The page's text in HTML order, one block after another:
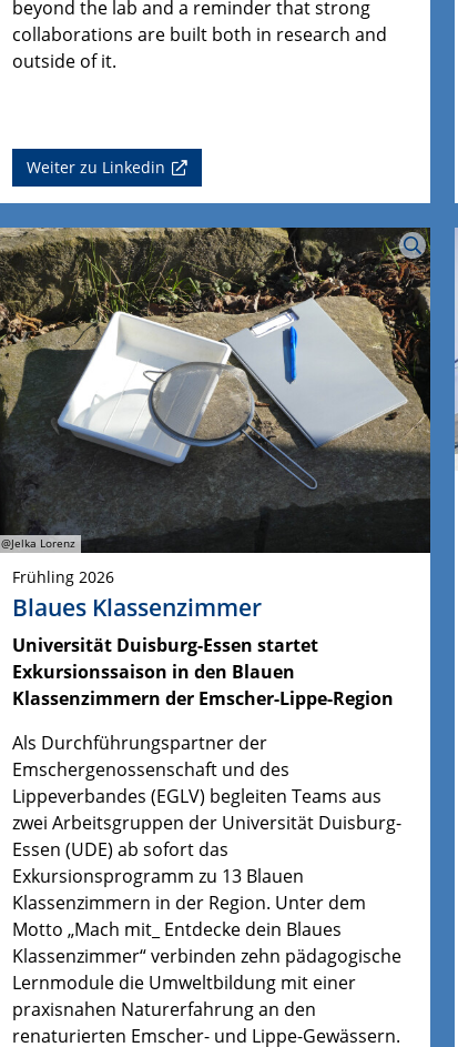
beyond the lab and a reminder that strong
collaborations are built both in research and
outside of it.
Weiter zu Linkedin
@Jelka Lorenz
Frühling 2026
Blaues Klassenzimmer
Universität Duisburg-Essen startet
Exkursionssaison in den Blauen
Klassenzimmern der Emscher-Lippe-Region
Als Durchführungspartner der
Emschergenossenschaft und des
Lippeverbandes (EGLV) begleiten Teams aus
zwei Arbeitsgruppen der Universität Duisburg-
Essen (UDE) ab sofort das
Exkursionsprogramm zu 13 Blauen
Klassenzimmern in der Region. Unter dem
Motto „Mach mit_ Entdecke dein Blaues
Klassenzimmer“ verbinden zehn pädagogische
Lernmodule die Umweltbildung mit einer
praxisnahen Naturerfahrung an den
renaturierten Emscher- und Lippe-Gewässern.